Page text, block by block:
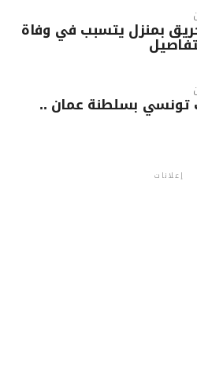
بمنزل يتسبب في وفاة
تونسي بسلطنة عمان ..
إعلانات